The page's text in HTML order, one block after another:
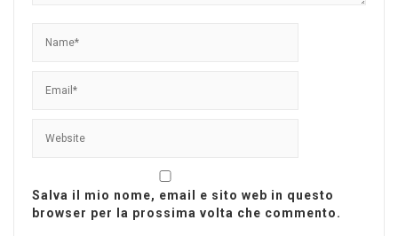
Salva il mio nome, email e sito web in questo
browser per la prossima volta che commento.